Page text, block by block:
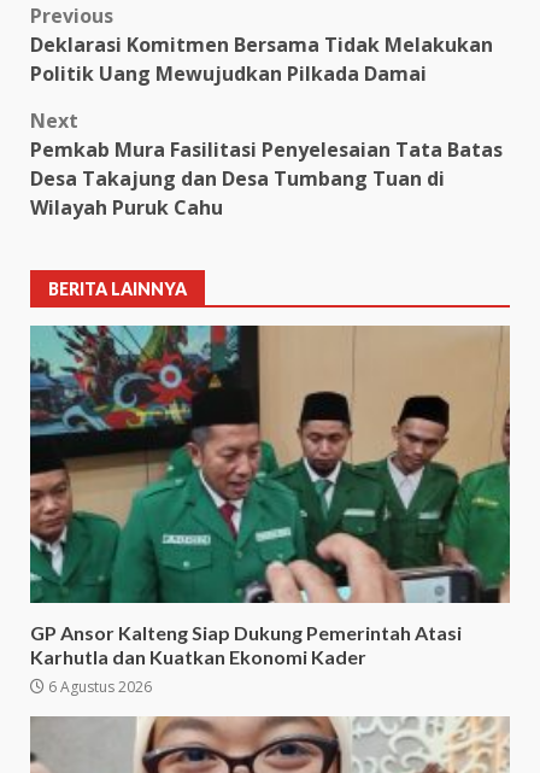
Post
navigation
Previous
Deklarasi Komitmen Bersama Tidak Melakukan
Politik Uang Mewujudkan Pilkada Damai
Next
Pemkab Mura Fasilitasi Penyelesaian Tata Batas
Desa Takajung dan Desa Tumbang Tuan di
Wilayah Puruk Cahu
BERITA LAINNYA
GP Ansor Kalteng Siap Dukung Pemerintah Atasi
Karhutla dan Kuatkan Ekonomi Kader
6 Agustus 2026